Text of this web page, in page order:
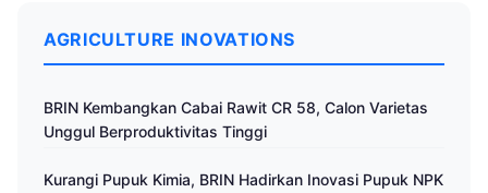
AGRICULTURE INOVATIONS
BRIN Kembangkan Cabai Rawit CR 58, Calon Varietas
Unggul Berproduktivitas Tinggi
Kurangi Pupuk Kimia, BRIN Hadirkan Inovasi Pupuk NPK